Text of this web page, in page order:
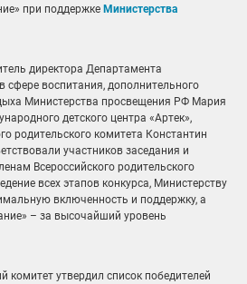
при поддержке Министерства
директора Департамента
сфере воспитания, дополнительного
Министерства просвещения РФ Мария
детского центра «Артек»,
родительского комитета Константин
участников заседания и
Всероссийского родительского
всех этапов конкурса, Министерству
включенность и поддержку, а
– за высочайший уровень
комитет утвердил список победителей